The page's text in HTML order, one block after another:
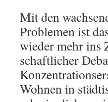
Mit den
Problemen ist
wieder mehr ins
schaftlicher
Wohnen in